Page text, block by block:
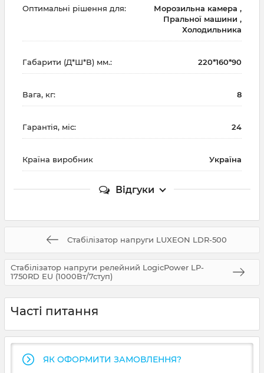
Оптимальні рішення для:
Морозильна камера ,
Пральної машини ,
Холодильника
Габарити (Д*Ш*В) мм.: 220*160*90
Вага, кг: 8
Гарантія, міс: 24
Країна виробник Україна
Відгуки
Стабілізатор напруги LUXEON LDR-500
Стабілізатор напруги релейний LogicPower LP-
1750RD EU (1000Вт/7ступ)
Часті питання
ЯК ОФОРМИТИ ЗАМОВЛЕННЯ?